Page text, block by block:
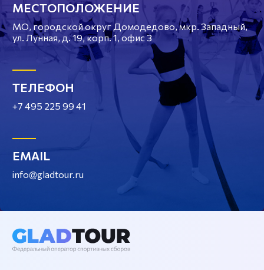
МЕСТОПОЛОЖЕНИЕ
МО, городской округ Домодедово, мкр. Западный,
ул. Лунная, д. 19, корп. 1, офис 3
ТЕЛЕФОН
+7 495 225 99 41
EMAIL
info@gladtour.ru